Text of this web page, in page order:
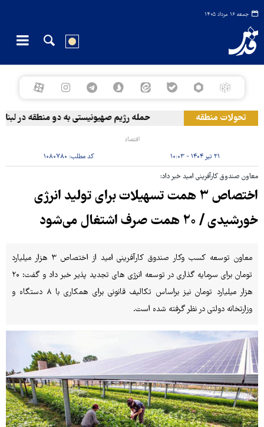
جمعه ۱۶ مرداد ۱۴۰۵
تحولات منطقه حمله رژیم صهیونیستی به دو منطقه در لبنان
اقتصاد
۲۱ تیر ۱۴۰۴ - ۱۰:۰۳ کد مطلب: ۱۰۸۰۷۸۰
معاون صندوق کارآفرینی امید خبر داد:
اختصاص ۳ همت تسهیلات برای تولید انرژی
خورشیدی / ۲۰ همت صرف اشتغال می‌شود
معاون توسعه کسب وکار صندوق کارآفرینی امید از اختصاص ۳ هزار میلیارد
تومان برای سرمایه گذاری در توسعه انرژی های تجدید پذیر خبر داد و گفت: ۲۰
هزار میلیارد تومان نیز براساس تکالیف قانونی برای همکاری با ۸ دستگاه و
وزارتخانه دولتی در نظر گرفته شده است.